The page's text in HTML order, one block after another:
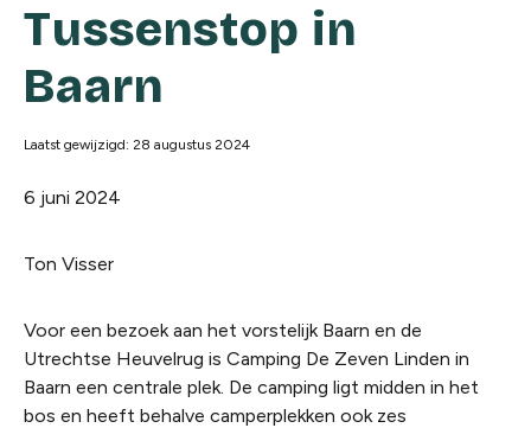
Tussenstop in
Baarn
Laatst gewijzigd: 28 augustus 2024
6 juni 2024
Ton Visser
Voor een bezoek aan het vorstelijk Baarn en de
Utrechtse Heuvelrug is Camping De Zeven Linden in
Baarn een centrale plek. De camping ligt midden in het
bos en heeft behalve camperplekken ook zes